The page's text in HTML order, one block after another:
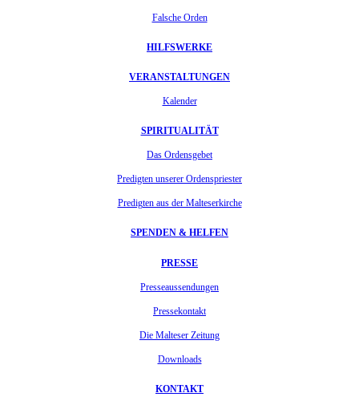
Falsche Orden
HILFSWERKE
VERANSTALTUNGEN
Kalender
SPIRITUALITÄT
Das Ordensgebet
Predigten unserer Ordenspriester
Predigten aus der Malteserkirche
SPENDEN & HELFEN
PRESSE
Presseaussendungen
Pressekontakt
Die Malteser Zeitung
Downloads
KONTAKT